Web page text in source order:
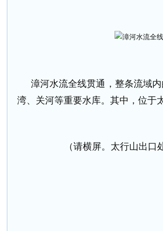
漳河水流全线贯通，整条流域
湾、关河等重要水库。其中，位于
（请横屏。太行山出口